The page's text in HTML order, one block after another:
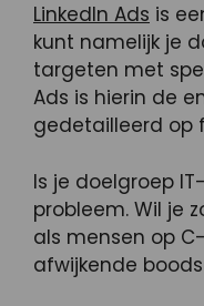
LinkedIn Ads is
kunt namelijk je
targeten met
Ads is hierin de
gedetailleerd op
Is je doelgroep
probleem. Wil je
als mensen op
afwijkende